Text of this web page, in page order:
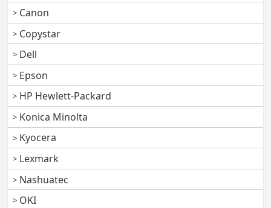
Canon
Copystar
Dell
Epson
HP Hewlett-Packard
Konica Minolta
Kyocera
Lexmark
Nashuatec
OKI